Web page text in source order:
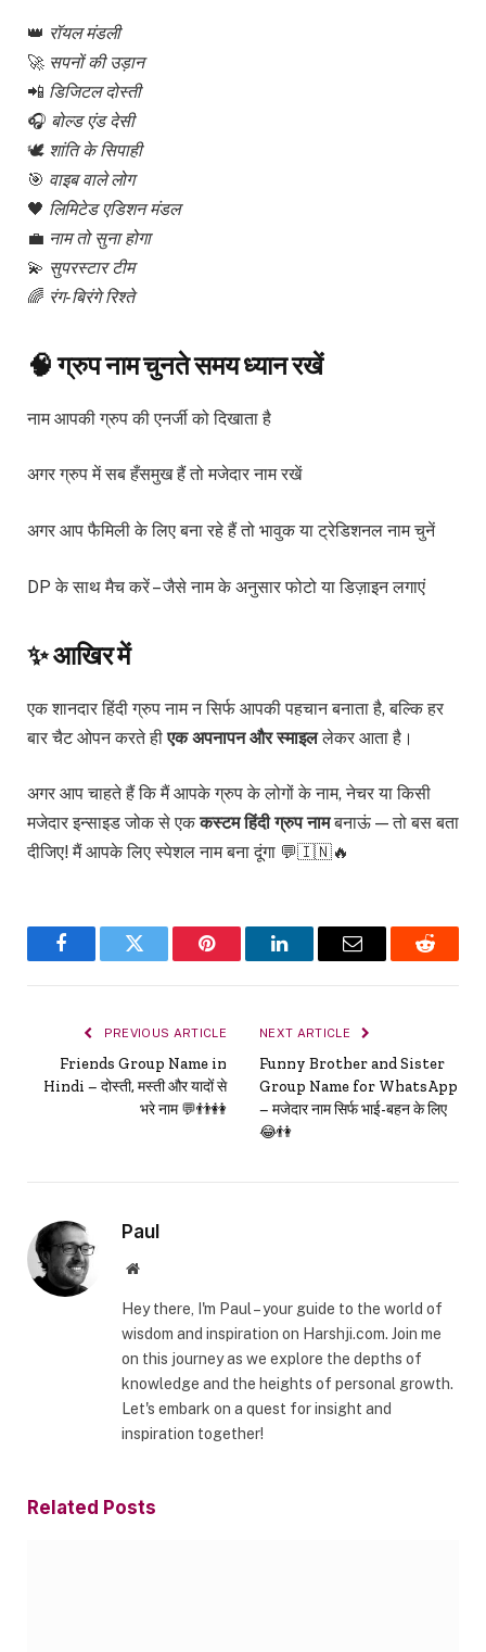
👑 रॉयल मंडली
🚀 सपनों की उड़ान
📲 डिजिटल दोस्ती
🎧 बोल्ड एंड देसी
🕊 शांति के सिपाही
🎯 वाइब वाले लोग
🖤 लिमिटेड एडिशन मंडल
💼 नाम तो सुना होगा
💫 सुपरस्टार टीम
🌈 रंग-बिरंगे रिश्ते
🧠 ग्रुप नाम चुनते समय ध्यान रखें
नाम आपकी ग्रुप की एनर्जी को दिखाता है
अगर ग्रुप में सब हँसमुख हैं तो मजेदार नाम रखें
अगर आप फैमिली के लिए बना रहे हैं तो भावुक या ट्रेडिशनल नाम चुनें
DP के साथ मैच करें – जैसे नाम के अनुसार फोटो या डिज़ाइन लगाएं
✨ आखिर में
एक शानदार हिंदी ग्रुप नाम न सिर्फ आपकी पहचान बनाता है, बल्कि हर
बार चैट ओपन करते हीएक अपनापन और स्माइललेकर आता है।
अगर आप चाहते हैं कि मैं आपके ग्रुप के लोगों के नाम, नेचर या किसी
मजेदार इन्साइड जोक से एककस्टम हिंदी ग्रुप नामबनाऊं — तो बस बता
दीजिए! मैं आपके लिए स्पेशल नाम बना दूंगा 💬🇮🇳🔥
FacebookTwitter Pinterest LinkedInEmail Reddit
PREVIOUS ARTICLE
Friends Group Name in
Hindi – दोस्ती, मस्ती और यादों से
भरे नाम 💬👬👭
NEXT ARTICLE
Funny Brother and Sister
Group Name for WhatsApp
– मजेदार नाम सिर्फ भाई-बहन के लिए
😂👫
Paul
Website
Hey there, I'm Paul – your guide to the world of
wisdom and inspiration on Harshji.com. Join me
on this journey as we explore the depths of
knowledge and the heights of personal growth.
Let's embark on a quest for insight and
inspiration together!
Related Posts